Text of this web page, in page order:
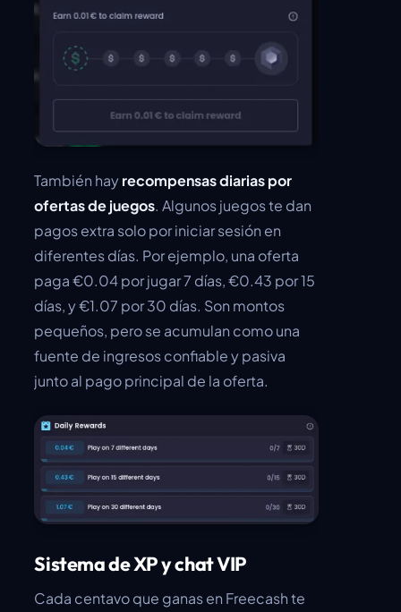
También hayrecompensas diarias por
ofertas de juegos. Algunos juegos te dan
pagos extra solo por iniciar sesión en
diferentes días. Por ejemplo, una oferta
paga €0.04 por jugar 7 días, €0.43 por 15
días, y €1.07 por 30 días. Son montos
pequeños, pero se acumulan como una
fuente de ingresos confiable y pasiva
junto al pago principal de la oferta.
Sistema de XP y chat VIP
Cada centavo que ganas en Freecash te